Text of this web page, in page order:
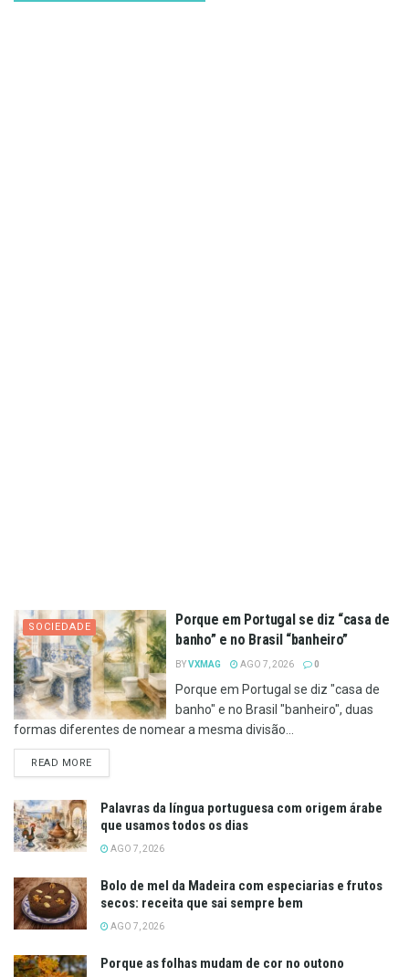
SOCIEDADE
Porque em Portugal se diz “casa de
banho” e no Brasil “banheiro”
BYVXMAG AGO 7, 2026 0
Porque em Portugal se diz "casa de
banho" e no Brasil "banheiro", duas
formas diferentes de nomear a mesma divisão...
READ MOREDETAILS
Palavras da língua portuguesa com origem árabe
que usamos todos os dias
AGO 7, 2026
Bolo de mel da Madeira com especiarias e frutos
secos: receita que sai sempre bem
AGO 7, 2026
Porque as folhas mudam de cor no outono